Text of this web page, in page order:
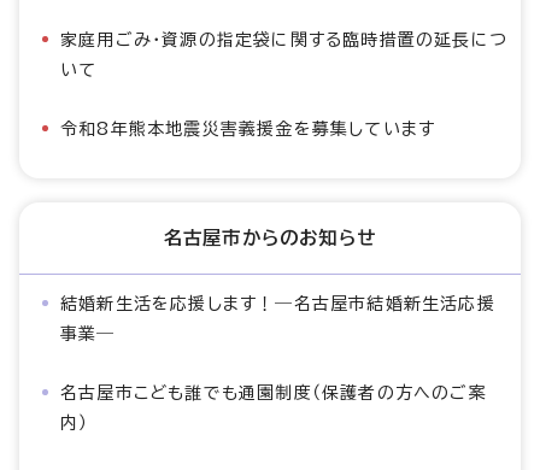
家庭用ごみ・資源の指定袋に関する臨時措置の延長につ
いて
令和8年熊本地震災害義援金を募集しています
名古屋市からのお知らせ
結婚新生活を応援します！―名古屋市結婚新生活応援
事業―
名古屋市こども誰でも通園制度（保護者の方へのご案
内）